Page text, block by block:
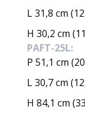
L 31,8 cm
H 30,2 cm
PAFT-25L:
P 51,1 cm
L 30,7 cm
H 84,1 cm